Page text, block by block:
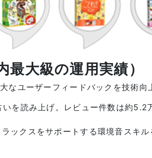
大級の運用実績）
なユーザーフィードバックを技術向
いを読み上げ。レビュー件数は約
ックスをサポートする環境音スキ